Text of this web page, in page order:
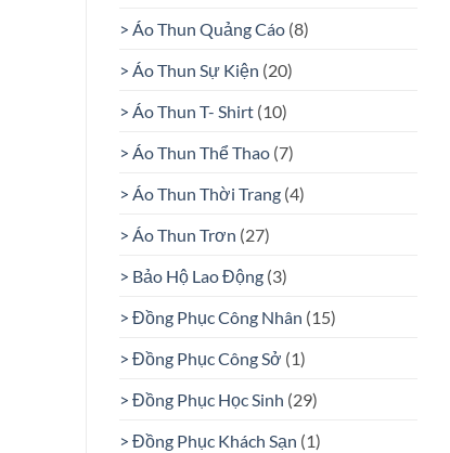
> Áo Thun Quảng Cáo (8)
> Áo Thun Sự Kiện (20)
> Áo Thun T- Shirt (10)
> Áo Thun Thể Thao (7)
> Áo Thun Thời Trang (4)
> Áo Thun Trơn (27)
> Bảo Hộ Lao Động (3)
> Đồng Phục Công Nhân (15)
> Đồng Phục Công Sở (1)
> Đồng Phục Học Sinh (29)
> Đồng Phục Khách Sạn (1)